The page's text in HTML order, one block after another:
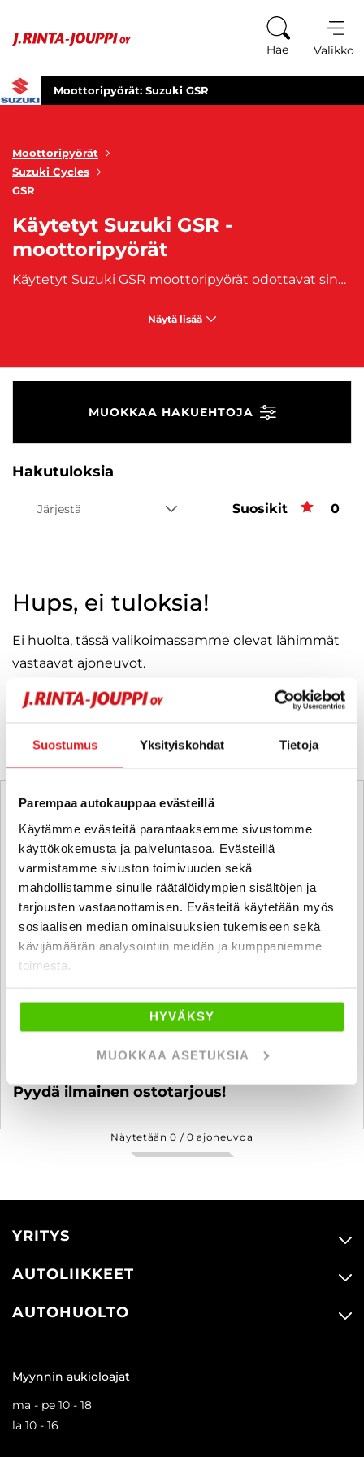
Suostumus Yksityiskohdat Tietoja
Parempaa autokauppaa evästeillä
Käytämme evästeitä parantaaksemme sivustomme
käyttökokemusta ja palveluntasoa. Evästeillä
varmistamme sivuston toimivuuden sekä
mahdollistamme sinulle räätälöidympien sisältöjen ja
tarjousten vastaanottamisen. Evästeitä käytetään myös
sosiaalisen median ominaisuuksien tukemiseen sekä
kävijämäärän analysointiin meidän ja kumppaniemme
toimesta.
HYVÄKSY
MUOKKAA ASETUKSIA
Hae Valikko
Moottoripyörät: Suzuki GSR
Moottoripyörät
Suzuki Cycles
GSR
Käytetyt Suzuki GSR -
moottoripyörät
Käytetyt Suzuki GSR moottoripyörät odottavat sinua – tyylikkyyttä ja tehoa ajoelämyksiin. GSR-sarja on tunnettu dynaamisesta suorituskyvystään ja modernista muotoilustaan, ja nyt voit omistaa oman Suzuki GSR-moottoripyörän edulliseen hintaan. Käytetyt Suzuki GSR moottoripyörämme ovat valmiita viemään sinut seikkailuihin tien päälle. Valikoimastamme löydät erilaisia malleja, jotka tarjoavat tasapainoisen yhdistelmän tyylikkyyttä ja voimaa. Jokainen pyörä yhdistää dynaamisen suorituskyvyn, mukavuuden ja modernit ominaisuudet. Selaa valikoimaamme ja löydä itsellesi sopiva käytetty Suzuki GSR moottoripyörä. Omista tyylikäs ja tehokas ajokumppani ja lähde seikkailuun tien päälle Suzuki GSR:n kanssa. Koe tyylikkyyden ja tehon täydellinen yhdistelmä jokaisella ajomatkalla. Laadukkaat käytetyt Suzuki GSR-moottoripyörät hankit kätevästi J. Rinta-Joupilta. Moottoripyöriimme on saatavilla
Näytä lisää
MUOKKAA HAKUEHTOJA
Hakutuloksia
Järjestä Suosikit 0
Hups, ei tuloksia!
Ei huolta, tässä valikoimassamme olevat lähimmät
vastaavat ajoneuvot.
KATSO VASTAAVANLAISET AUTOT
Pyydä ilmainen ostotarjous!
Näytetään0 /0 ajoneuvoa
YRITYS
AUTOLIIKKEET
AUTOHUOLTO
Myynnin aukioloajat
ma - pe 10 - 18
la 10 - 16